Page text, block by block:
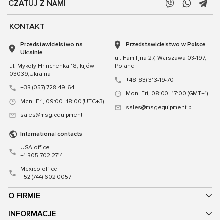
CZATUJ Z NAMI
O FIRMIE
INFORMACJE
KONTAKT
Przedstawicielstwo na
Ukrainie
ul. Mykoly Hrinchenka 18, Kijów
03039,Ukraina
+38 (057) 728-49-64
Mon–Fri, 09:00–18:00 (UTC+3)
sales@msg.equipment
Przedstawicielstwo w Polsce
ul. Familijna 27, Warszawa 03-197,
Poland
+48 (83) 313-19-70
Mon–Fri, 08:00–17:00 (GMT+1)
sales@msgequipment.pl
International contacts
USA office
+1 805 702 2714
Mexico office
+52 (744) 602 0057